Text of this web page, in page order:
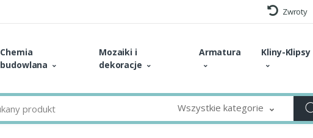
Zwroty
Chemia
budowlana
Mozaiki i
dekoracje
Armatura Kliny-Klipsy
Wszystkie kategorie